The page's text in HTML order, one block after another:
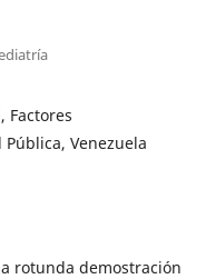
Factores
Venezuela
rotunda demostración